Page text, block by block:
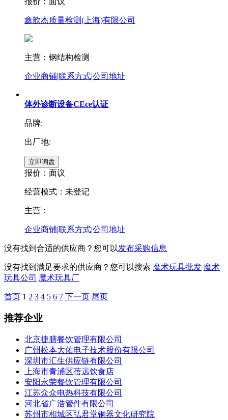
鑫歆杰质量检测(上海)有限公司
主营：钢结构检测
企业商铺|联系方式|公司地址
体外诊断设备CEce认证
品牌:
出厂地:
报价： 面议
经营模式：未登记
主营：
企业商铺|联系方式|公司地址
没有找到合适的供应商？您可以发布采购信息
没有找到满足要求的供应商？您可以搜索 魔术玩具批发 魔术
玩具公司 魔术玩具厂
首页 1 2 3 4 5 6 7 下一页 尾页
推荐企业
北京捷膳餐饮管理有限公司
广州松本大佑电子技术股份有限公司
深圳市汇生供应链有限公司
上海市青浦区蓓远饮食店
安阳永荣餐饮管理有限公司
江苏众众电热科技有限公司
河北省广浩管件有限公司
苏州市相城区弘君堂铜器文化研究院